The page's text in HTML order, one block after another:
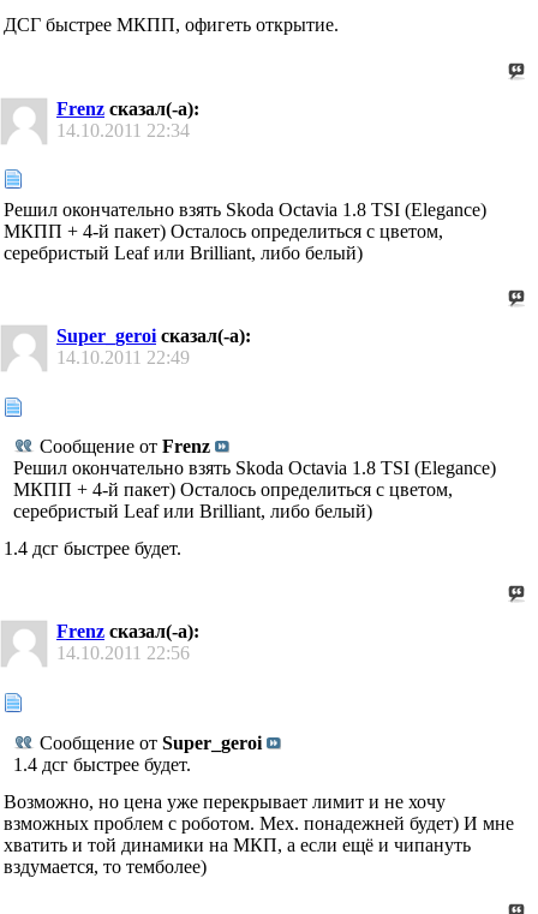
ДСГ быстрее МКПП, офигеть открытие.
Frenz сказал(-а):
14.10.2011 22:34
Решил окончательно взять Skoda Octavia 1.8 TSI (Elegance)
МКПП + 4-й пакет) Осталось определиться с цветом,
серебристый Leaf или Brilliant, либо белый)
Super_geroi сказал(-а):
14.10.2011 22:49
Сообщение от Frenz
Решил окончательно взять Skoda Octavia 1.8 TSI (Elegance)
МКПП + 4-й пакет) Осталось определиться с цветом,
серебристый Leaf или Brilliant, либо белый)
1.4 дсг быстрее будет.
Frenz сказал(-а):
14.10.2011 22:56
Сообщение от Super_geroi
1.4 дсг быстрее будет.
Возможно, но цена уже перекрывает лимит и не хочу
взможных проблем с роботом. Мех. понадежней будет) И мне
хватить и той динамики на МКП, а если ещё и чипануть
вздумается, то темболее)